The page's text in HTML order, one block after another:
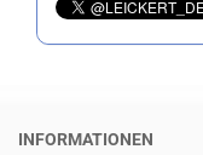
INFORMATIONEN